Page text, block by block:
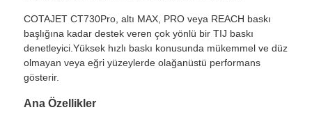
Ana sayfa
COTAJET CT730Pro, altı MAX, PRO veya REACH baskı
başlığına kadar destek veren çok yönlü bir TIJ baskı
denetleyici.Yüksek hızlı baskı konusunda mükemmel ve düz
olmayan veya eğri yüzeylerde olağanüstü performans
gösterir.
Ana Özellikler